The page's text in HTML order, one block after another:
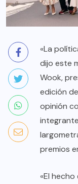
«La
dijo este
Wook,
edición
opinión
premios
«El